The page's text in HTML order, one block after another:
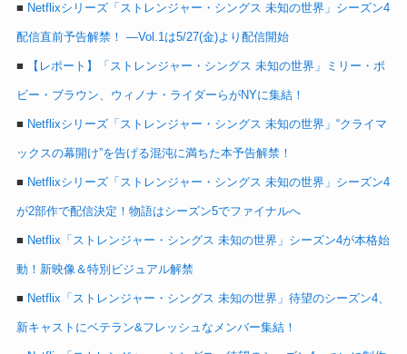
■ Netflixシリーズ「ストレンジャー・シングス 未知の世界」シーズン4
配信直前予告解禁！ ―Vol.1は5/27(金)より配信開始
■ 【レポート】「ストレンジャー・シングス 未知の世界」ミリー・ボ
ビー・ブラウン、ウィノナ・ライダーらがNYに集結！
■ Netflixシリーズ「ストレンジャー・シングス 未知の世界」“クライマ
ックスの幕開け”を告げる混沌に満ちた本予告解禁！
■ Netflixシリーズ「ストレンジャー・シングス 未知の世界」シーズン4
が2部作で配信決定！物語はシーズン5でファイナルへ
■ Netflix「ストレンジャー・シングス 未知の世界」シーズン4が本格始
動！新映像＆特別ビジュアル解禁
■ Netflix「ストレンジャー・シングス 未知の世界」待望のシーズン4、
新キャストにベテラン&フレッシュなメンバー集結！